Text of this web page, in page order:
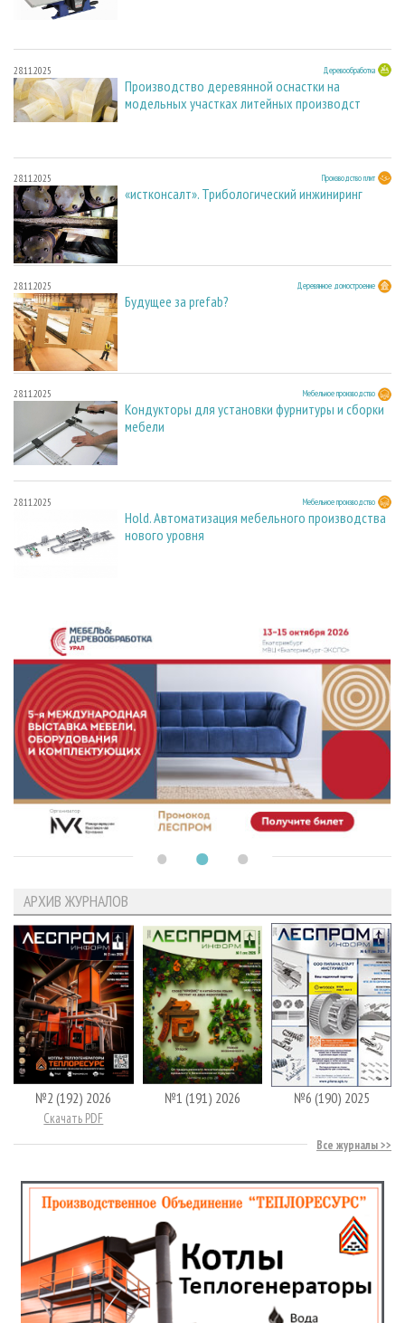
28.11.2025 Деревообработка
Производство деревянной оснастки на
модельных участках литейных производст
28.11.2025 Производство плит
«истконсалт». Трибологический инжиниринг
28.11.2025 Деревянное домостроение
Будущее за prefab?
28.11.2025 Мебельное производство
Кондукторы для установки фурнитуры и сборки
мебели
28.11.2025 Мебельное производство
Hold. Автоматизация мебельного производства
нового уровня
АРХИВ ЖУРНАЛОВ
№2 (192) 2026
Скачать PDF
№1 (191) 2026 №6 (190) 2025
Все журналы